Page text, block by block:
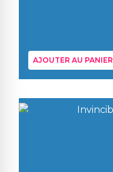
AJOUTER AU PANIER